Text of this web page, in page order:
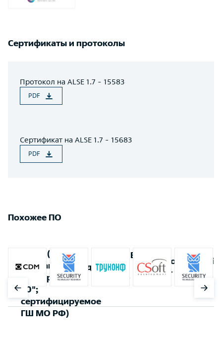
Сертификаты и протоколы
Протокол на ALSE 1.7 - 15583
PDF
Сертификат на ALSE 1.7 - 15683
PDF
Похожее ПО
Mono (сборка
компании
"Лаборатория
50";
сертифицируемое
ГШ МО РФ)
Мирада
SETERE
Photo
TrueConf
Server
Pro